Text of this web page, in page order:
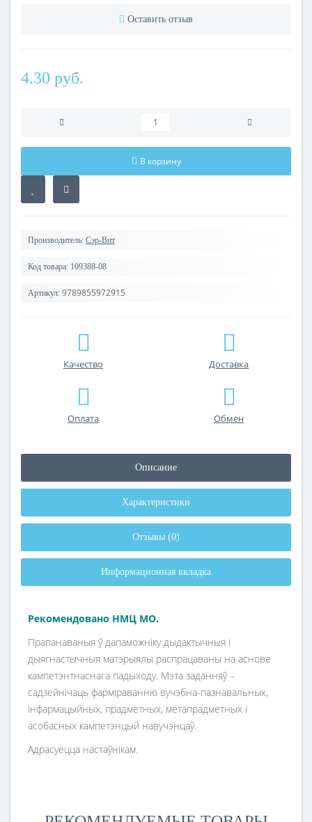
Оставить отзыв
4.30 руб.
В корзину
Производитель: Сэр-Вит
Код товара: 109388-08
Артикул: 9789855972915
Качество Доставка
Оплата Обмен
Описание
Характеристики
Отзывы (0)
Информационная вкладка
Рекомендовано НМЦ МО.
Прапанаваныя ў дапаможніку дыдактычныя і
дыягнастычныя матэрыялы распрацаваны на аснове
кампетэнтнаснага падыходу. Мэта заданняў –
садзейнічаць фарміраванню вучэбна-пазнавальных,
інфармацыйных, прадметных, метапрадметных і
асобасных кампетэнцый навучэнцаў.
Адрасуецца настаўнікам.